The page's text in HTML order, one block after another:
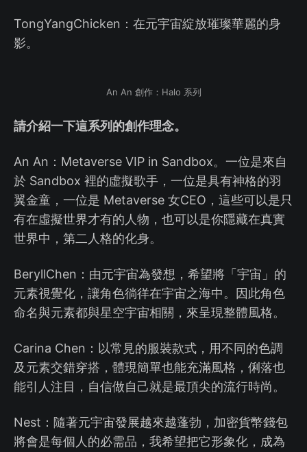
TongYangChicken：在元宇宙綻放璀璨華麗的身
影。
An An 創作：Halo 系列
請介紹一下這系列的創作理念。
An An：Metaverse VIP in Sandbox。一位是來自
於 Sandbox 裡的虛擬歌手，一位是具有神格的羽
翼金童，一位是 Metaverse 女CEO，這些可以是只
有在虛擬世界才有的人物，也可以是你隱藏在真實
世界中，第二人格的化身。
BeryllChen：由元宇宙為發想，希望將「宇宙」的
元素視覺化，讓角色徜徉在宇宙之海中。因此角色
命名與元素都與星空宇宙相關，來呈現整體風格。
Carina Chen：以常見的服裝款式，用不同的色調
及元素交錯穿搭，體現簡單也能充滿風格，俐落也
能引人注目，自信做自己就是最頂尖的流行時尚。
Nest：隨著元宇宙發展越來越蓬勃，加密貨幣錢包
將會是每個人的必需品，我希望把它形象化，成為